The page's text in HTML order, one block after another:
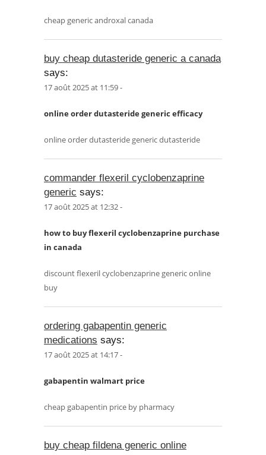
cheap generic androxal canada
buy cheap dutasteride generic a canada
says:
17 août 2025 at 11:59 -
online order dutasteride generic efficacy
online order dutasteride generic dutasteride
commander flexeril cyclobenzaprine
generic says:
17 août 2025 at 12:32 -
how to buy flexeril cyclobenzaprine purchase
in canada
discount flexeril cyclobenzaprine generic online
buy
ordering gabapentin generic
medications says:
17 août 2025 at 14:17 -
gabapentin walmart price
cheap gabapentin price by pharmacy
buy cheap fildena generic online